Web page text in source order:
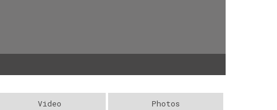
Video Photos